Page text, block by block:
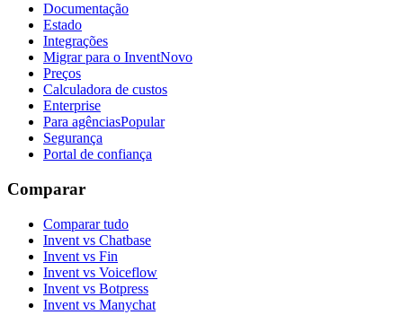
Documentação
Estado
Integrações
Migrar para o InventNovo
Preços
Calculadora de custos
Enterprise
Para agênciasPopular
Segurança
Portal de confiança
Comparar
Comparar tudo
Invent vs Chatbase
Invent vs Fin
Invent vs Voiceflow
Invent vs Botpress
Invent vs Manychat